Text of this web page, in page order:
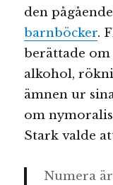
den
barnböcker.
berättade
alkohol,
ämnen ur
om
Stark valde
Numera